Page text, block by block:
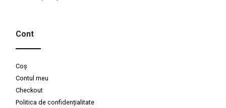
Cont
Coș
Contul meu
Checkout
Politica de confidențialitate